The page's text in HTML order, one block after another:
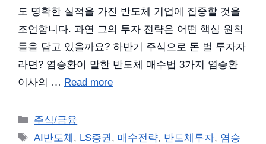
도 명확한 실적을 가진 반도체 기업에 집중할 것을
조언합니다. 과연 그의 투자 전략은 어떤 핵심 원칙
들을 담고 있을까요? 하반기 주식으로 돈 벌 투자자
라면? 염승환이 말한 반도체 매수법 3가지 염승환
이사의 … Read more
카
테
주식/금융
태
AI반도체 , LS증권 , 매수전략, 반도체투자, 염승